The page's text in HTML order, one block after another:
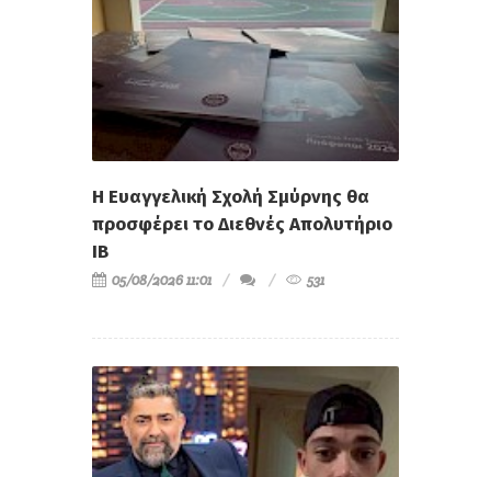
Η Ευαγγελική Σχολή Σμύρνης θα
προσφέρει το Διεθνές Απολυτήριο
IB
05/08/2026 11:01 531